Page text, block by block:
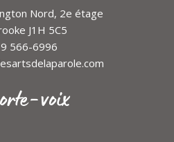
Nord, 2e étage
J1H 5C5
566-6996
voix